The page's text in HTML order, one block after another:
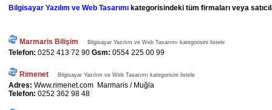
Bilgisayar Yazılım ve Web Tasarımı kategorisindeki tüm firmaları veya
Marmaris Bilişim Bilgisayar Yazılım ve Web Tasarımı kategorisini listele
Telefon: 0252 413 72 90 Gsm: 0554 225 00 99
Rimenet Bilgisayar Yazılım ve Web Tasarımı kategorisini listele
Adres: Www.rimenet.com Marmaris / Muğla
Telefon: 0252 362 98 48